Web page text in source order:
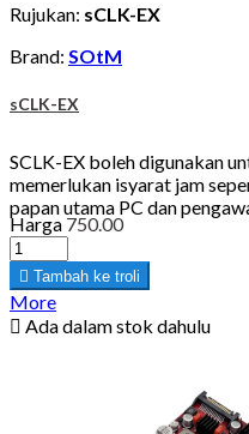
Rujukan: sCLK-EX
Brand: SOtM
sCLK-EX
SCLK-EX boleh digunakan
memerlukan isyarat jam
papan utama PC dan
Harga 750.00
 Tambah ke troli
More
 Ada dalam stok dahulu